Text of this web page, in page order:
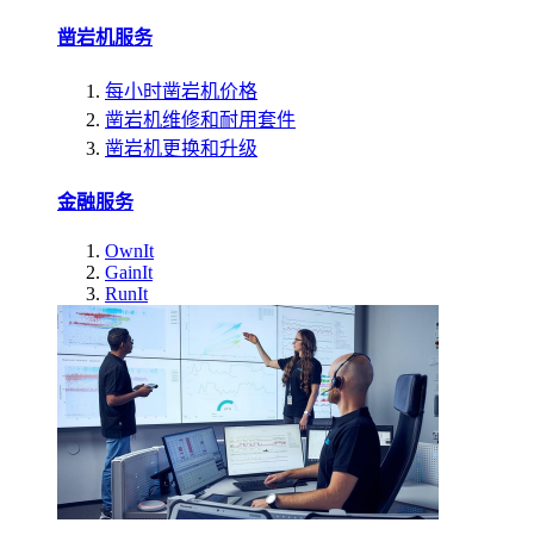
凿岩机服务
每小时凿岩机价格
凿岩机维修和耐用套件
凿岩机更换和升级
金融服务
OwnIt
GainIt
RunIt